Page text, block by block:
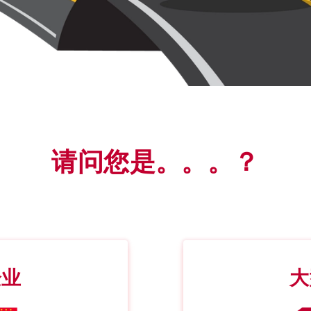
请问您是。。。？